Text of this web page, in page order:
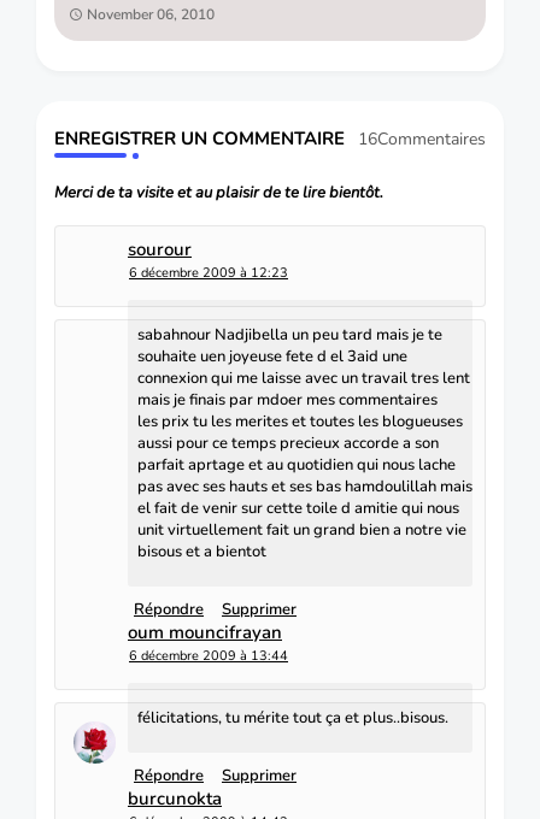
November 06, 2010
ENREGISTRER UN COMMENTAIRE 16Commentaires
Merci de ta visite et au plaisir de te lire bientôt.
sourour
6 décembre 2009 à 12:23
sabahnour Nadjibella un peu tard mais je te
souhaite uen joyeuse fete d el 3aid une
connexion qui me laisse avec un travail tres lent
mais je finais par mdoer mes commentaires
les prix tu les merites et toutes les blogueuses
aussi pour ce temps precieux accorde a son
parfait aprtage et au quotidien qui nous lache
pas avec ses hauts et ses bas hamdoulillah mais
el fait de venir sur cette toile d amitie qui nous
unit virtuellement fait un grand bien a notre vie
bisous et a bientot
Répondre Supprimer
oum mouncifrayan
6 décembre 2009 à 13:44
félicitations, tu mérite tout ça et plus..bisous.
Répondre Supprimer
burcunokta